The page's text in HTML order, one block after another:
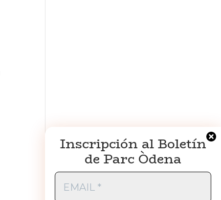
Inscripción al Boletín
de Parc Òdena
EMAIL